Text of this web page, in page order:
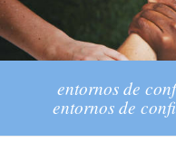
entornos de
entornos de